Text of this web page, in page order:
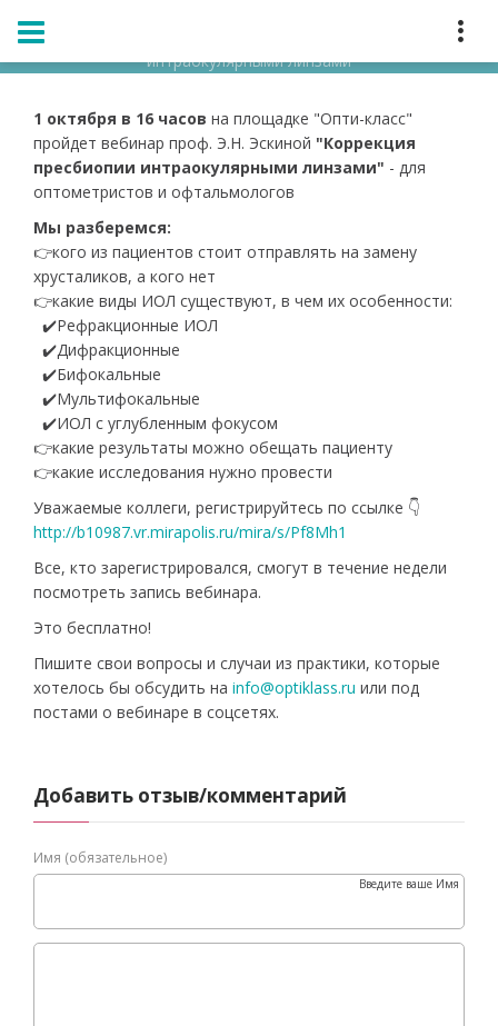
Вебинар проф. Э.Н. Эскиной "Коррекция пресбиопии
интраокулярными линзами"
1 октября в 16 часов на площадке "Опти-класс"
пройдет вебинар проф. Э.Н. Эскиной "Коррекция
пресбиопии интраокулярными линзами" - для
оптометристов и офтальмологов
Мы разберемся:
👉кого из пациентов стоит отправлять на замену
хрусталиков, а кого нет
👉какие виды ИОЛ существуют, в чем их особенности:
✔️Рефракционные ИОЛ
✔️Дифракционные
✔️Бифокальные
✔️Мультифокальные
✔️ИОЛ с углубленным фокусом
👉какие результаты можно обещать пациенту
👉какие исследования нужно провести
Уважаемые коллеги, регистрируйтесь по ссылке 👇
http://b10987.vr.mirapolis.ru/mira/s/Pf8Mh1
Все, кто зарегистрировался, смогут в течение недели
посмотреть запись вебинара.
Это бесплатно!
Пишите свои вопросы и случаи из практики, которые
хотелось бы обсудить на info@optiklass.ru или под
постами о вебинаре в соцсетях.
Добавить отзыв/комментарий
Имя (обязательное)
Введите ваше Имя